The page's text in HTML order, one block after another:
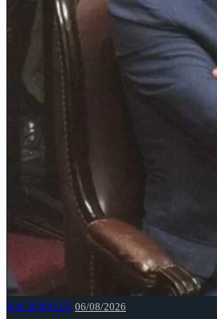
NACIONALES 06/08/2026